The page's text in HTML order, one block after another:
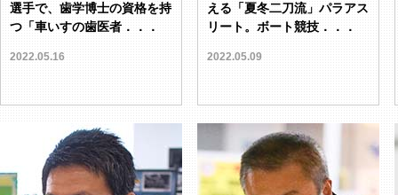
選手で、歯学博士の資格を持
つ「車いすの歯医者．．．
2022.05.16
える「夏冬二刀流」パラアス
リート。ボート競技．．．
2022.05.09